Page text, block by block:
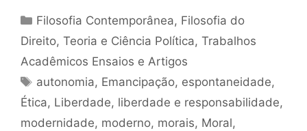
Categorias
Filosofia Contemporânea, Filosofia do
Direito, Teoria e Ciência Política, Trabalhos
Acadêmicos Ensaios e Artigos
Tags
autonomia, Emancipação, espontaneidade,
Ética, Liberdade, liberdade e responsabilidade,
modernidade, moderno, morais, Moral,